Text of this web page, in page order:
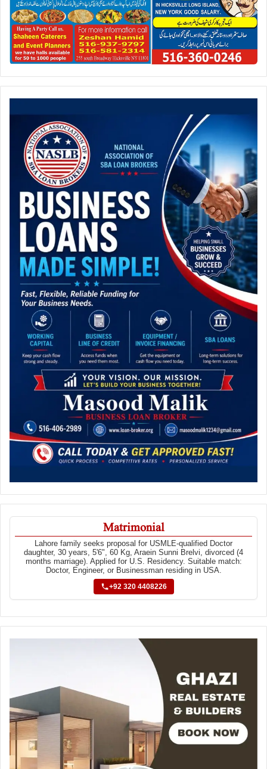
Matrimonial
Lahore family seeks proposal for USMLE-qualified Doctor
daughter, 30 years, 5'6", 60 Kg, Araein Sunni Brelvi, divorced (4
months marriage). Applied for U.S. Residency. Suitable match:
Doctor, Engineer, or Businessman residing in USA.
+92 320 4408226